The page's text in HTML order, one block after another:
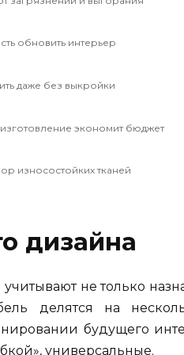
обновить интерьер
даже без выкройки
экономит бюджет
износостойких тканей
дизайна
не только
делятся на
будущего
универсальные.